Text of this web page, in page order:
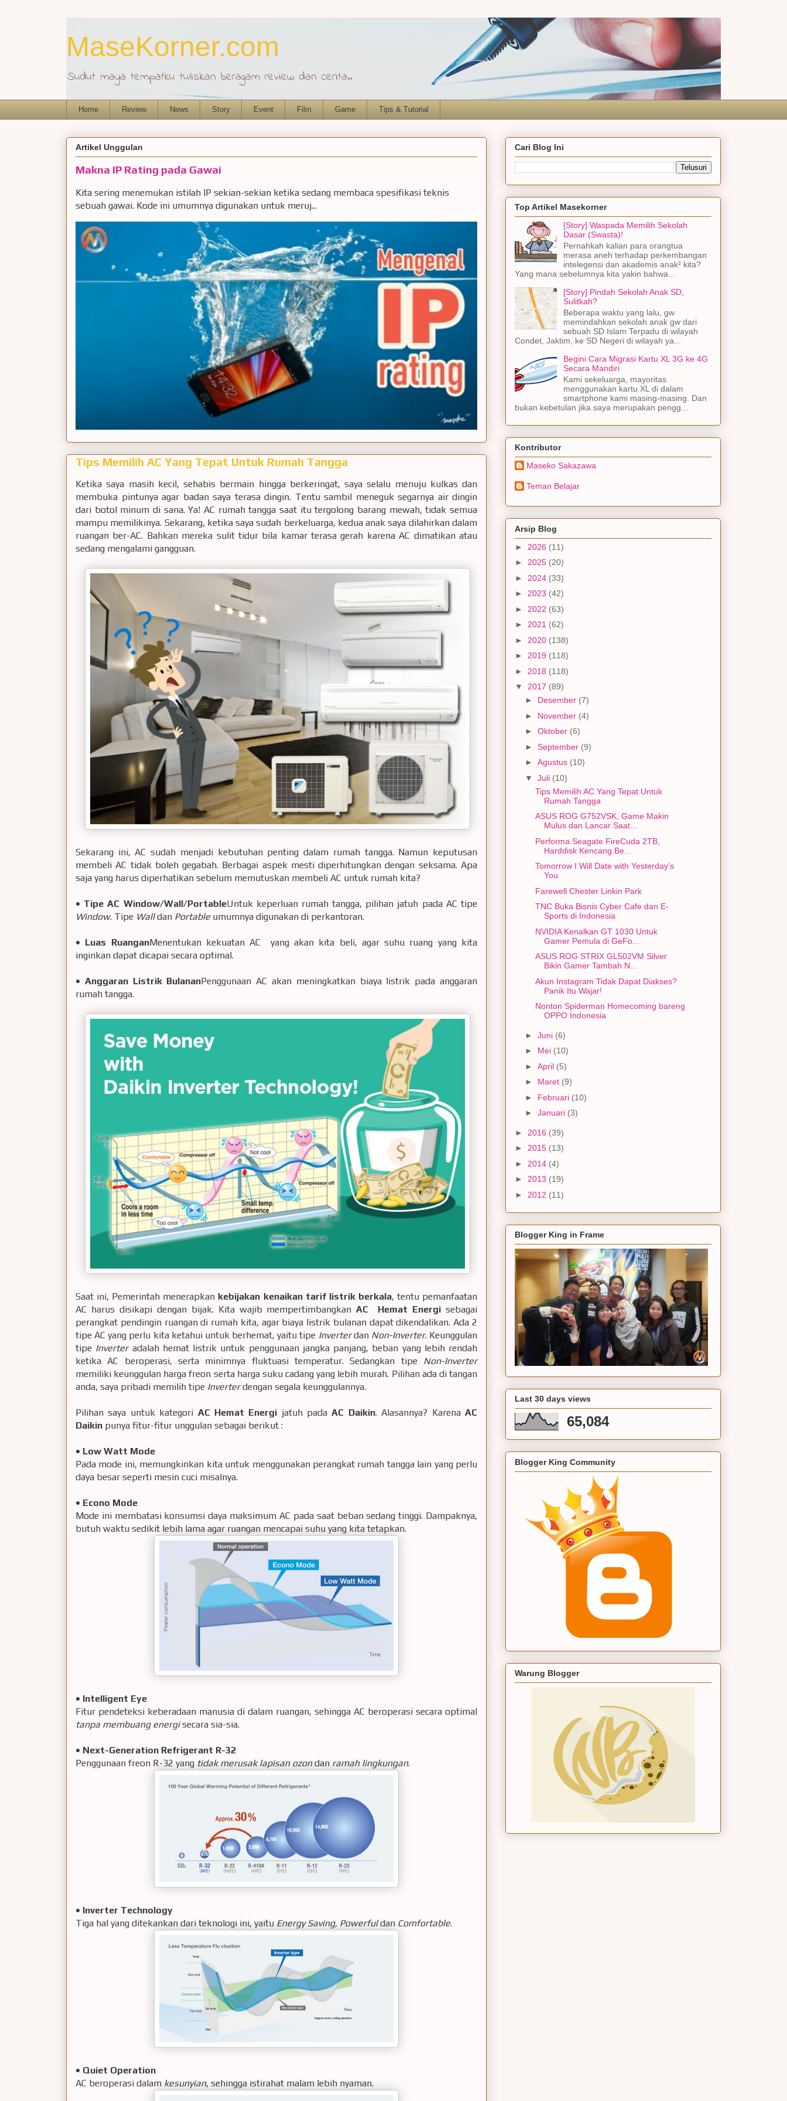
MaseKorner.com
Sudut maya tempatku tuliskan beragam review dan cerita..
Home Review News Story Event Film Game Tips & Tutorial
Artikel Unggulan
Makna IP Rating pada Gawai
Kita sering menemukan istilah IP sekian-sekian ketika sedang membaca spesifikasi teknis
sebuah gawai. Kode ini umumnya digunakan untuk meruj...
Tips Memilih AC Yang Tepat Untuk Rumah Tangga
Ketika saya masih kecil, sehabis bermain hingga berkeringat, saya selalu menuju kulkas dan
membuka pintunya agar badan saya terasa dingin. Tentu sambil meneguk segarnya air dingin
dari botol minum di sana. Ya! AC rumah tangga saat itu tergolong barang mewah, tidak semua
mampu memilikinya. Sekarang, ketika saya sudah berkeluarga, kedua anak saya dilahirkan dalam
ruangan ber-AC. Bahkan mereka sulit tidur bila kamar terasa gerah karena AC dimatikan atau
sedang mengalami gangguan.
Sekarang ini, AC sudah menjadi kebutuhan penting dalam rumah tangga. Namun keputusan
membeli AC tidak boleh gegabah. Berbagai aspek mesti diperhitungkan dengan seksama. Apa
saja yang harus diperhatikan sebelum memutuskan membeli AC untuk rumah kita?
• Tipe AC Window/Wall/PortableUntuk keperluan rumah tangga, pilihan jatuh pada AC tipe
Window. Tipe Walldan Portable umumnya digunakan di perkantoran.
• Luas RuanganMenentukan kekuatan AC yang akan kita beli, agar suhu ruang yang kita
inginkan dapat dicapai secara optimal.
• Anggaran Listrik BulananPenggunaan AC akan meningkatkan biaya listrik pada anggaran
rumah tangga.
Saat ini, Pemerintah menerapkan kebijakan kenaikan tarif listrik berkala, tentu pemanfaatan
AC harus disikapi dengan bijak. Kita wajib mempertimbangkanAC Hemat Energi sebagai
perangkat pendingin ruangan di rumah kita, agar biaya listrik bulanan dapat dikendalikan. Ada 2
tipe AC yang perlu kita ketahui untuk berhemat, yaitu tipe Inverterdan Non-Inverter. Keunggulan
tipe Inverter adalah hemat listrik untuk penggunaan jangka panjang, beban yang lebih rendah
ketika AC beroperasi, serta minimnya fluktuasi temperatur. Sedangkan tipe Non-Inverter
memiliki keunggulan harga freon serta harga suku cadang yang lebih murah. Pilihan ada di tangan
anda, saya pribadi memilih tipe Inverterdengan segala keunggulannya.
Pilihan saya untuk kategori AC Hemat Energi jatuh padaAC Daikin. Alasannya? KarenaAC
Daikin punya fitur-fitur unggulan sebagai berikut :
• Low Watt Mode
Pada mode ini, memungkinkan kita untuk menggunakan perangkat rumah tangga lain yang perlu
daya besar seperti mesin cuci misalnya.
• Econo Mode
Mode ini membatasi konsumsi daya maksimum AC pada saat beban sedang tinggi. Dampaknya,
butuh waktu sedikit lebih lama agar ruangan mencapai suhu yang kita tetapkan.
• Intelligent Eye
Fitur pendeteksi keberadaan manusia di dalam ruangan, sehingga AC beroperasi secara optimal
tanpa membuang energisecara sia-sia.
• Next-Generation Refrigerant R-32
Penggunaan freon R-32 yang tidak merusak lapisan ozondan ramah lingkungan.
• Inverter Technology
Tiga hal yang ditekankan dari teknologi ini, yaitu Energy Saving, Powerfuldan Comfortable.
• Quiet Operation
AC beroperasi dalam kesunyian, sehingga istirahat malam lebih nyaman.
Cari Blog Ini
Top Artikel Masekorner
[Story] Waspada Memilih Sekolah
Dasar (Swasta)!
Pernahkah kalian para orangtua
merasa aneh terhadap perkembangan
intelegensi dan akademis anak² kita?
Yang mana sebelumnya kita yakin bahwa...
[Story] Pindah Sekolah Anak SD,
Sulitkah?
Beberapa waktu yang lalu, gw
memindahkan sekolah anak gw dari
sebuah SD Islam Terpadu di wilayah
Condet, Jaktim, ke SD Negeri di wilayah ya...
Begini Cara Migrasi Kartu XL 3G ke 4G
Secara Mandiri
Kami sekeluarga, mayoritas
menggunakan kartu XL di dalam
smartphone kami masing-masing. Dan
bukan kebetulan jika saya merupakan pengg...
Kontributor
Maseko Sakazawa
Teman Belajar
Arsip Blog
► 2026 (11)
► 2025 (20)
► 2024 (33)
► 2023 (42)
► 2022 (63)
► 2021 (62)
► 2020 (138)
► 2019 (118)
► 2018 (118)
▼ 2017 (89)
► Desember (7)
► November (4)
► Oktober (6)
► September (9)
► Agustus (10)
▼ Juli (10)
Tips Memilih AC Yang Tepat Untuk
Rumah Tangga
ASUS ROG G752VSK, Game Makin
Mulus dan Lancar Saat...
Performa Seagate FireCuda 2TB,
Harddisk Kencang Be...
Tomorrow I Will Date with Yesterday’s
You
Farewell Chester Linkin Park
TNC Buka Bisnis Cyber Cafe dan E-
Sports di Indonesia
NVIDIA Kenalkan GT 1030 Untuk
Gamer Pemula di GeFo...
ASUS ROG STRIX GL502VM Silver
Bikin Gamer Tambah N...
Akun Instagram Tidak Dapat Diakses?
Panik Itu Wajar!
Nonton Spiderman Homecoming bareng
OPPO Indonesia
► Juni (6)
► Mei (10)
► April (5)
► Maret (9)
► Februari (10)
► Januari (3)
► 2016 (39)
► 2015 (13)
► 2014 (4)
► 2013 (19)
► 2012 (11)
Blogger King in Frame
Last 30 days views
65,084
Blogger King Community
Warung Blogger